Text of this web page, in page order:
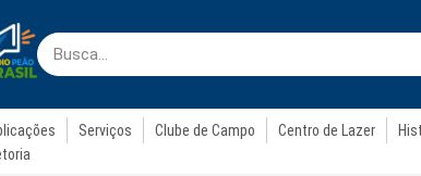
Serviços Clube de Campo Centro de Lazer